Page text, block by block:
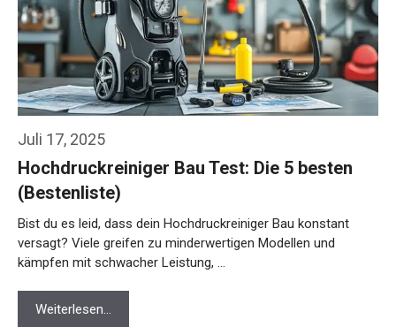
Juli 17, 2025
Hochdruckreiniger Bau Test: Die 5 besten
(Bestenliste)
Bist du es leid, dass dein Hochdruckreiniger Bau konstant
versagt? Viele greifen zu minderwertigen Modellen und
kämpfen mit schwacher Leistung, …
Weiterlesen…